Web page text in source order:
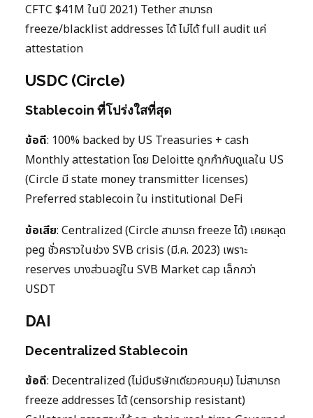
CFTC $41M ในปี 2021) Tether สามารถ
freeze/blacklist addresses ได้ ไม่ได้ full audit แค่
attestation
USDC (Circle)
Stablecoin ที่โปร่งใสที่สุด
ข้อดี: 100% backed by US Treasuries + cash
Monthly attestation โดย Deloitte ถูกกำกับดูแลใน US
(Circle มี state money transmitter licenses)
Preferred stablecoin ใน institutional DeFi
ข้อเสีย: Centralized (Circle สามารถ freeze ได้) เคยหลุด
peg ชั่วคราวในช่วง SVB crisis (มี.ค. 2023) เพราะ
reserves บางส่วนอยู่ใน SVB Market cap เล็กกว่า
USDT
DAI
Decentralized Stablecoin
ข้อดี: Decentralized (ไม่มีบริษัทเดียวควบคุม) ไม่สามารถ
freeze addresses ได้ (censorship resistant)